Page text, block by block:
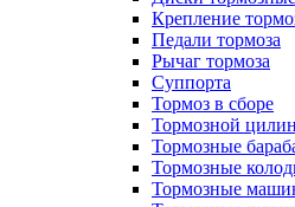
Крепление
Педали тормоза
Рычаг тормоза
Суппорта
Тормоз в сборе
Тормозной
Тормозные
Тормозные
Тормозные